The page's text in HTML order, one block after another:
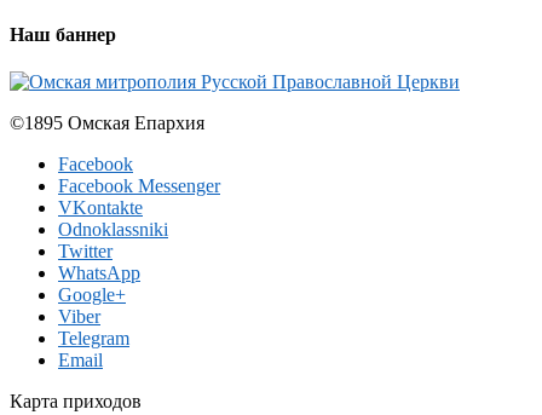
Наш баннер
©1895 Омская Епархия
Facebook
Facebook Messenger
VKontakte
Odnoklassniki
Twitter
WhatsApp
Google+
Viber
Telegram
Email
Карта приходов